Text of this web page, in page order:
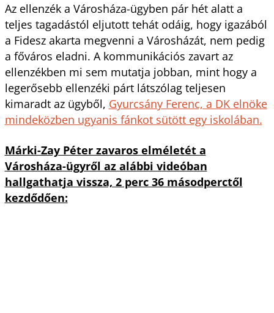
Az ellenzék a Városháza-ügyben pár hét alatt a
teljes tagadástól eljutott tehát odáig, hogy igazából
a Fidesz akarta megvenni a Városházát, nem pedig
a főváros eladni. A kommunikációs zavart az
ellenzékben mi sem mutatja jobban, mint hogy a
legerősebb ellenzéki párt látszólag teljesen
kimaradt az ügyből, Gyurcsány Ferenc, a DK elnöke
mindeközben ugyanis fánkot sütött egy iskolában.
Márki-Zay Péter zavaros elméletét a
Városháza-ügyről az alábbi videóban
hallgathatja vissza, 2 perc 36 másodperctől
kezdődően: